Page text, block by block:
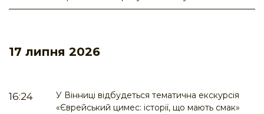
17 липня 2026
16:24
У Вінниці відбудеться тематична екскурсія
«Єврейський цимес: історії, що мають смак»